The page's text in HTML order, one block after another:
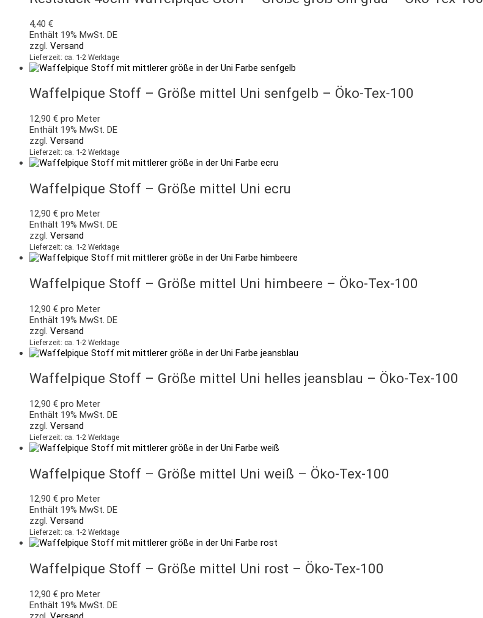
4,40 €
Enthält 19% MwSt. DE
zzgl. Versand
Lieferzeit: ca. 1-2 Werktage
Waffelpique Stoff – Größe mittel Uni senfgelb – Öko-Tex-100
12,90 € pro Meter
Enthält 19% MwSt. DE
zzgl. Versand
Lieferzeit: ca. 1-2 Werktage
Waffelpique Stoff – Größe mittel Uni ecru
12,90 € pro Meter
Enthält 19% MwSt. DE
zzgl. Versand
Lieferzeit: ca. 1-2 Werktage
Waffelpique Stoff – Größe mittel Uni himbeere – Öko-Tex-100
12,90 € pro Meter
Enthält 19% MwSt. DE
zzgl. Versand
Lieferzeit: ca. 1-2 Werktage
Waffelpique Stoff – Größe mittel Uni helles jeansblau – Öko-Tex-100
12,90 € pro Meter
Enthält 19% MwSt. DE
zzgl. Versand
Lieferzeit: ca. 1-2 Werktage
Waffelpique Stoff – Größe mittel Uni weiß – Öko-Tex-100
12,90 € pro Meter
Enthält 19% MwSt. DE
zzgl. Versand
Lieferzeit: ca. 1-2 Werktage
Waffelpique Stoff – Größe mittel Uni rost – Öko-Tex-100
12,90 € pro Meter
Enthält 19% MwSt. DE